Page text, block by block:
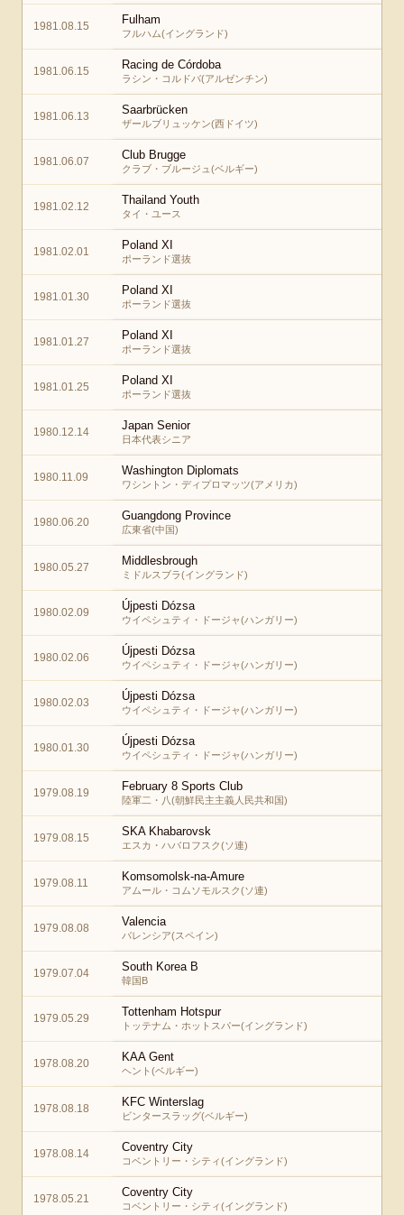
1981.08.15 Fulham
フルハム(イングランド)
1981.06.15 Racing de Córdoba
ラシン・コルドバ(アルゼンチン)
1981.06.13 Saarbrücken
ザールブリュッケン(西ドイツ)
1981.06.07 Club Brugge
クラブ・ブルージュ(ベルギー)
1981.02.12 Thailand Youth
タイ・ユース
1981.02.01 Poland XI
ポーランド選抜
1981.01.30 Poland XI
ポーランド選抜
1981.01.27 Poland XI
ポーランド選抜
1981.01.25 Poland XI
ポーランド選抜
1980.12.14 Japan Senior
日本代表シニア
1980.11.09 Washington Diplomats
ワシントン・ディプロマッツ(アメリカ)
1980.06.20 Guangdong Province
広東省(中国)
1980.05.27 Middlesbrough
ミドルスブラ(イングランド)
1980.02.09 Újpesti Dózsa
ウイペシュティ・ドージャ(ハンガリー)
1980.02.06 Újpesti Dózsa
ウイペシュティ・ドージャ(ハンガリー)
1980.02.03 Újpesti Dózsa
ウイペシュティ・ドージャ(ハンガリー)
1980.01.30 Újpesti Dózsa
ウイペシュティ・ドージャ(ハンガリー)
1979.08.19 February 8 Sports Club
陸軍二・八(朝鮮民主主義人民共和国)
1979.08.15 SKA Khabarovsk
エスカ・ハバロフスク(ソ連)
1979.08.11 Komsomolsk-na-Amure
アムール・コムソモルスク(ソ連)
1979.08.08 Valencia
バレンシア(スペイン)
1979.07.04 South Korea B
韓国B
1979.05.29 Tottenham Hotspur
トッテナム・ホットスパー(イングランド)
1978.08.20 KAA Gent
ヘント(ベルギー)
1978.08.18 KFC Winterslag
ビンタースラッグ(ベルギー)
1978.08.14 Coventry City
コベントリー・シティ(イングランド)
1978.05.21 Coventry City
コベントリー・シティ(イングランド)